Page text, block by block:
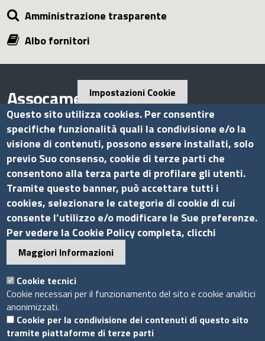
Amministrazione trasparente
Albo fornitori
Assocamerestero
Contatti
Via G.B. Morgagni, 13 - 00161 Roma
Tel.: +39 06 44231314
P.Iva 01898631005
C.F. 07888290587
Pecinfo.assocamerestero@legalmail.it
info@assocamerestero.it
dpo@assocamerestero.it
Seguici su
Impostazioni Cookie
Questo sito utilizza cookies. Per consentire
specifiche funzionalità quali la condivisione e/o la
visione di contenuti, possono essere installati, solo
previo Suo consenso, cookie di terze parti che
consentono alla terza parte di profilare gli utenti.
Tramite questo banner, può accettare tutti i
cookies, selezionare le categorie di cookie di cui
consente l’utilizzo e/o modificare le Sue preferenze.
Per vedere la Cookie Policy completa, clicchi
Maggiori Informazioni
Cookie tecnici
Cookie necessari per il funzionamento del sito e cookie analitici
anonimizzati.
Cookie per la condivisione dei contenuti di questo sito
tramite piattaforme di terze parti